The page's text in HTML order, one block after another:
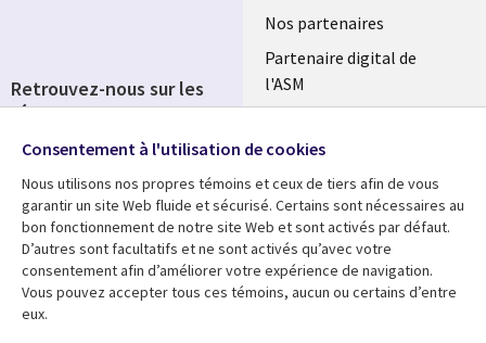
Nos partenaires
Partenaire digital de
l'ASM
Fusions
Ressources
Library
Links
Articles
Blog
Support
Legal
Accessibilité
Retrouvez-nous sur les
réseaux
Social
Media
FRANCE
Consentement à l'utilisation de cookies
Nous utilisons nos propres témoins et ceux de tiers afin de vous
garantir un site Web fluide et sécurisé. Certains sont nécessaires au
bon fonctionnement de notre site Web et sont activés par défaut.
D’autres sont facultatifs et ne sont activés qu’avec votre
consentement afin d’améliorer votre expérience de navigation.
Vous pouvez accepter tous ces témoins, aucun ou certains d’entre
eux.